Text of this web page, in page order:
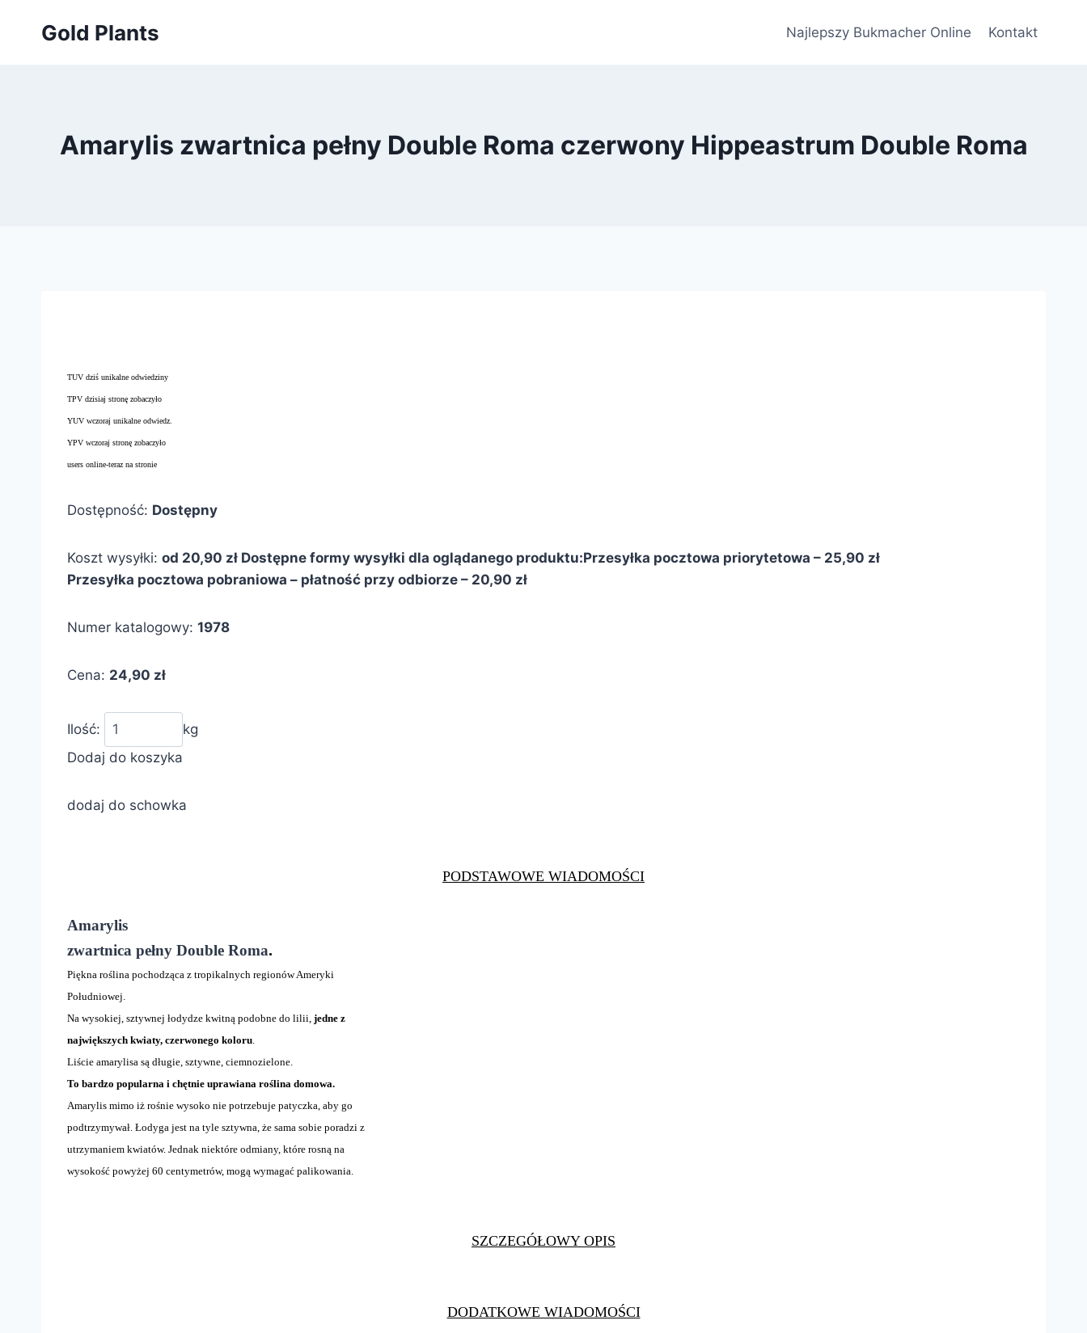
Gold Plants Najlepszy Bukmacher Online Kontakt
Amarylis zwartnica pełny Double Roma czerwony Hippeastrum Double Roma
TUV dziś unikalne odwiedziny
TPV dzisiaj stronę zobaczyło
YUV wczoraj unikalne odwiedz.
YPV wczoraj stronę zobaczyło
users online-teraz na stronie
Dostępność: Dostępny
Koszt wysyłki: od 20,90 zł Dostępne formy wysyłki dla oglądanego produktu:Przesyłka pocztowa priorytetowa – 25,90 zł
Przesyłka pocztowa pobraniowa – płatność przy odbiorze – 20,90 zł
Numer katalogowy: 1978
Cena: 24,90 zł
Ilość:
kg
Dodaj do koszyka
dodaj do schowka
PODSTAWOWE WIADOMOŚCI
Amarylis
zwartnica pełny Double Roma.
Piękna roślina pochodząca z tropikalnych regionów Ameryki
Południowej.
Na wysokiej, sztywnej łodydze kwitną podobne do lilii, jedne z
największych kwiaty, czerwonego koloru
Liście amarylisa są długie, sztywne, ciemnozielone.
To bardzo popularna i chętnie uprawiana roślina domowa.
Amarylis mimo iż rośnie wysoko nie potrzebuje patyczka, aby go
podtrzymywał. Łodyga jest na tyle sztywna, że sama sobie poradzi z
utrzymaniem kwiatów. Jednak niektóre odmiany, które rosną na
wysokość powyżej 60 centymetrów, mogą wymagać palikowania.
SZCZEGÓŁOWY OPIS
DODATKOWE WIADOMOŚCI